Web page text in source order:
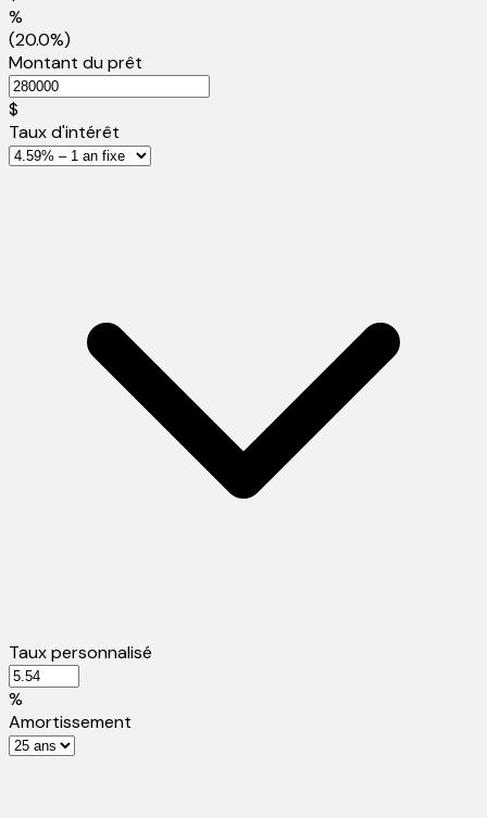
%
(20.0%)
Montant du prêt
$
Taux d'intérêt
Taux personnalisé
%
Amortissement